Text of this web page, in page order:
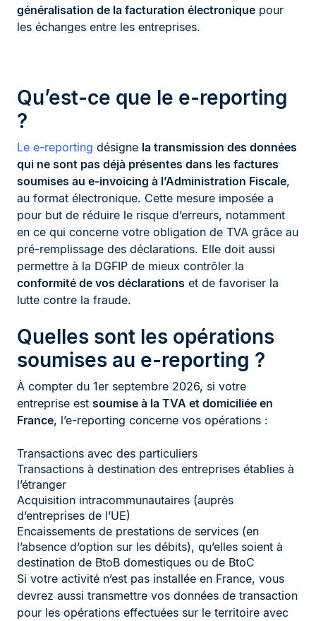
généralisation de la facturation électronique pour
les échanges entre les entreprises.
Qu’est-ce que le e-reporting
?
Le e-reporting désigne la transmission des données
qui ne sont pas déjà présentes dans les factures
soumises au e-invoicing à l’Administration Fiscale,
au format électronique. Cette mesure imposée a
pour but de réduire le risque d’erreurs, notamment
en ce qui concerne votre obligation de TVA grâce au
pré-remplissage des déclarations. Elle doit aussi
permettre à la DGFIP de mieux contrôler la
conformité de vos déclarations et de favoriser la
lutte contre la fraude.
Quelles sont les opérations
soumises au e-reporting ?
À compter du 1er septembre 2026, si votre
entreprise est soumise à la TVA et domiciliée en
France, l’e-reporting concerne vos opérations :
Transactions avec des particuliers
Transactions à destination des entreprises établies à
l’étranger
Acquisition intracommunautaires (auprès
d’entreprises de l’UE)
Encaissements de prestations de services (en
l’absence d’option sur les débits), qu’elles soient à
destination de BtoB domestiques ou de BtoC
Si votre activité n’est pas installée en France, vous
devrez aussi transmettre vos données de transaction
pour les opérations effectuées sur le territoire avec